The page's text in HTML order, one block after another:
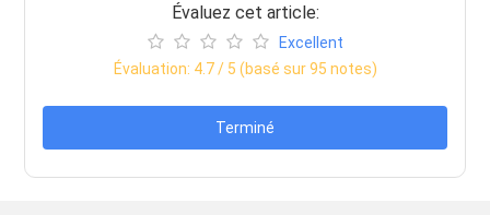
Évaluez cet article:
Excellent
Évaluation: 4.7/ 5 (basé sur95 notes)
Terminé